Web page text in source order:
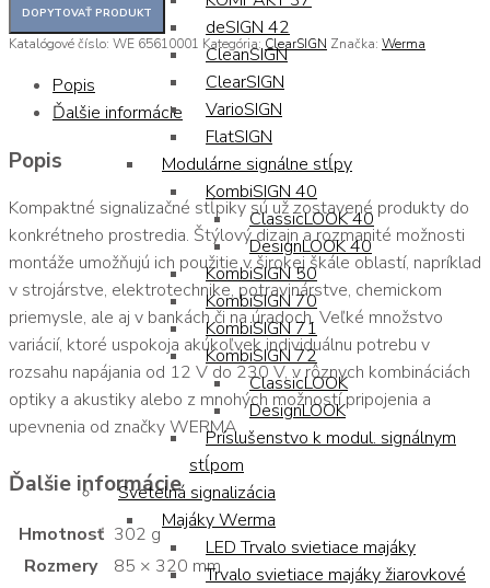
deSIGN 42
CleanSIGN
ClearSIGN
VarioSIGN
FlatSIGN
Modulárne signálne stĺpy
KombiSIGN 40
ClassicLOOK 40
DesignLOOK 40
KombiSIGN 50
KombiSIGN 70
KombiSIGN 71
KombiSIGN 72
ClassicLOOK
DesignLOOK
Príslušenstvo k modul. signálnym
stĺpom
Svetelná signalizácia
Majáky Werma
LED Trvalo svietiace majáky
Trvalo svietiace majáky žiarovkové
Katalógové číslo: WE 65610001 Kategória:ClearSIGN Značka: Werma
Popis
Ďalšie informácie
Popis
Kompaktné signalizačné stĺpiky sú už zostavené produkty do
konkrétneho prostredia. Štýlový dizajn a rozmanité možnosti
montáže umožňujú ich použitie v širokej škále oblastí, napríklad
v strojárstve, elektrotechnike, potravinárstve, chemickom
priemysle, ale aj v bankách či na úradoch. Veľké množstvo
variácií, ktoré uspokoja akúkoľvek individuálnu potrebu v
rozsahu napájania od 12 V do 230 V, v rôznych kombináciách
optiky a akustiky alebo z mnohých možností pripojenia a
upevnenia od značky WERMA
Ďalšie informácie
Hmotnosť 302 g
Rozmery
85 × 320 mm